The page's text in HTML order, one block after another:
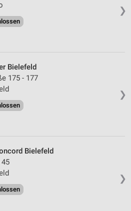
❯
❯
Bielefeld
175 - 177
❯
Bielefeld